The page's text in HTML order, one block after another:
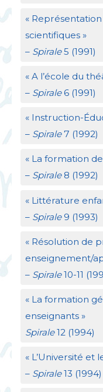
«
scientifiques »
– Spirale5 (1991)
« A l’école du
– Spirale6 (1991)
« Instruction-
– Spirale7 (1992)
« La formation
– Spirale8 (1992)
« Littérature
– Spirale9 (1993)
« Résolution de
enseignement/
– Spirale10-11
« La formation
enseignants »
Spirale12 (1994)
« L’Université et
– Spirale13 (1994)